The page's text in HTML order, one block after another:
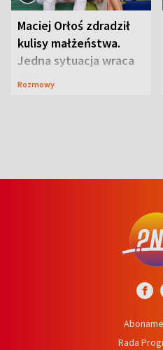
Maciej Orłoś zdradził
kulisy małżeństwa.
Jedna sytuacja wraca
jak bumerang
Rozmowy
Rada